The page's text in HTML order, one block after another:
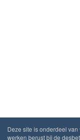
Deze site is onderdeel van
werken berust bij de